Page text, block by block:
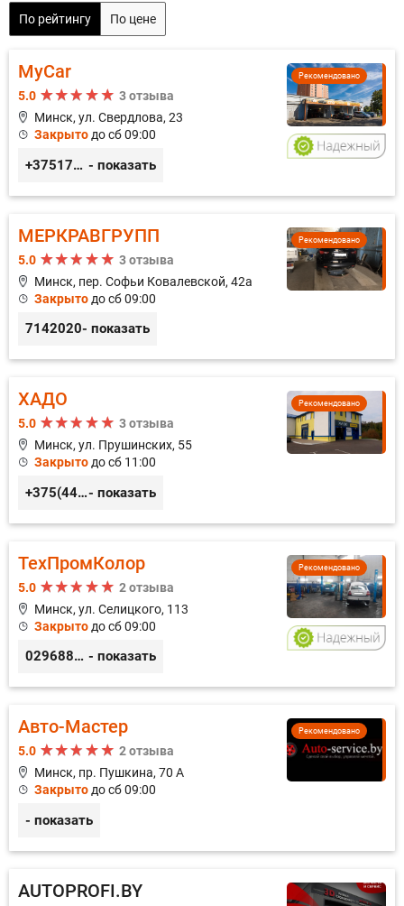
По рейтингу По цене
Рекомендовано
MyCar
5.0
3 отзыва
Минск, ул. Свердлова, 23
Закрыто до сб 09:00
+375173212443 - показать
Рекомендовано
МЕРКРАВГРУПП
5.0
3 отзыва
Минск, пер. Софьи Ковалевской, 42а
Закрыто до сб 09:00
7142020- показать
Рекомендовано
ХАДО
5.0
3 отзыва
Минск, ул. Прушинских, 55
Закрыто до сб 11:00
+375(44) 559-27-77- показать
Рекомендовано
ТехПромКолор
5.0
2 отзыва
Минск, ул. Селицкого, 113
Закрыто до сб 09:00
0296889898 - показать
Рекомендовано
Авто-Мастер
5.0
2 отзыва
Минск, пр. Пушкина, 70 А
Закрыто до сб 09:00
- показать
AUTOPROFI.BY